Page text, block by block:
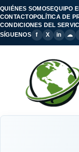
QUIÉNES SOMOSEQUIPO
CONTACTOPOLÍTICA DE
CONDICIONES DEL
SÍGUENOS
f X in ☁